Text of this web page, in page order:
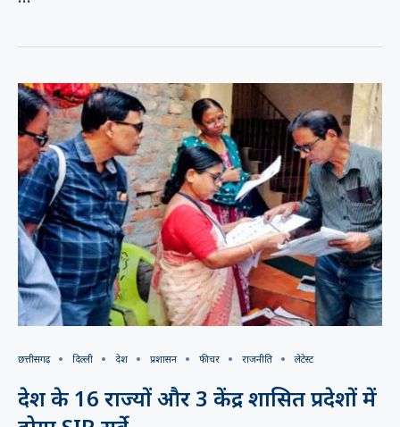
छत्तीसगढ़ दिल्ली देश प्रशासन फीचर राजनीति लेटेस्ट
देश के 16 राज्यों और 3 केंद्र शासित प्रदेशों में